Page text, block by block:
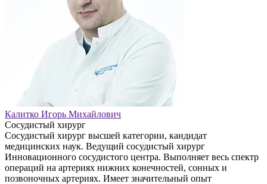
Калитко Игорь Михайлович
Сосудистый хирург
Сосудистый хирург высшей категории, кандидат
медицинских наук. Ведущий сосудистый хирург
Инновационного сосудистого центра. Выполняет весь спектр
операций на артериях нижних конечностей, сонных и
позвоночных артериях. Имеет значительный опыт